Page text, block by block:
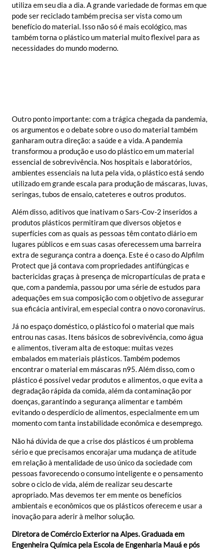
utiliza em seu dia a dia. A grande variedade de formas em que
pode ser reciclado também precisa ser vista como um
benefício do material. Isso não só é mais ecológico, mas
também torna o plástico um material muito flexível para as
necessidades do mundo moderno.
Outro ponto importante: com a trágica chegada da pandemia,
os argumentos e o debate sobre o uso do material também
ganharam outra direção: a saúde e a vida. A pandemia
transformou a produção e uso do plástico em um material
essencial de sobrevivência. Nos hospitais e laboratórios,
ambientes essenciais na luta pela vida, o plástico está sendo
utilizado em grande escala para produção de máscaras, luvas,
seringas, tubos de ensaio, cateteres e outros produtos.
Além disso, aditivos que inativam o Sars-Cov-2 inseridos a
produtos plásticos permitiram que diversos objetos e
superfícies com as quais as pessoas têm contato diário em
lugares públicos e em suas casas oferecessem uma barreira
extra de segurança contra a doença. Este é o caso do Alpfilm
Protect que já contava com propriedades antifúngicas e
bactericidas graças à presença de micropartículas de prata e
que, com a pandemia, passou por uma série de estudos para
adequações em sua composição com o objetivo de assegurar
sua eficácia antiviral, em especial contra o novo coronavírus.
Já no espaço doméstico, o plástico foi o material que mais
entrou nas casas. Itens básicos de sobrevivência, como água
e alimentos, tiveram alta de estoque: muitas vezes
embalados em materiais plásticos. Também podemos
encontrar o material em máscaras n95. Além disso, com o
plástico é possível vedar produtos e alimentos, o que evita a
degradação rápida da comida, além da contaminação por
doenças, garantindo a segurança alimentar e também
evitando o desperdício de alimentos, especialmente em um
momento com tanta instabilidade econômica e desemprego.
Não há dúvida de que a crise dos plásticos é um problema
sério e que precisamos encorajar uma mudança de atitude
em relação à mentalidade de uso único da sociedade com
pessoas favorecendo o consumo inteligente e o pensamento
sobre o ciclo de vida, além de realizar seu descarte
apropriado. Mas devemos ter em mente os benefícios
ambientais e econômicos que os plásticos oferecem e usar a
inovação para aderir à melhor solução.
Diretora de Comércio Exterior na Alpes. Graduada em
Engenheira Química pela Escola de Engenharia Mauá e pós